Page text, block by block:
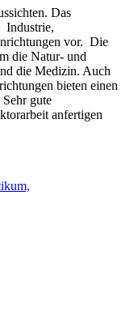
Das
Industrie,
vor. Die
die Natur- und
die Medizin. Auch
bieten einen
gute
anfertigen